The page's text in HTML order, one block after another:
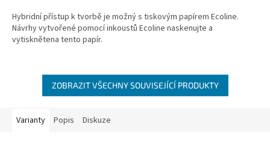
Hybridní přístup k tvorbě je možný s tiskovým papírem Ecoline.
Návrhy vytvořené pomocí inkoustů Ecoline naskenujte a
vytisknětena tento papír.
ZOBRAZIT VŠECHNY SOUVISEJÍCÍ PRODUKTY
Varianty Popis Diskuze